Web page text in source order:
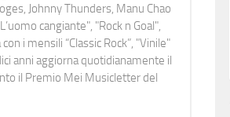
Johnny Thunders, Manu Chao
cangiante", "Rock n Goal",
i mensili “Classic Rock”, "Vinile"
anni aggiorna quotidianamente il
il Premio Mei Musicletter del